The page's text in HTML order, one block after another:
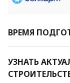
ВРЕМЯ
УЗНАТЬ